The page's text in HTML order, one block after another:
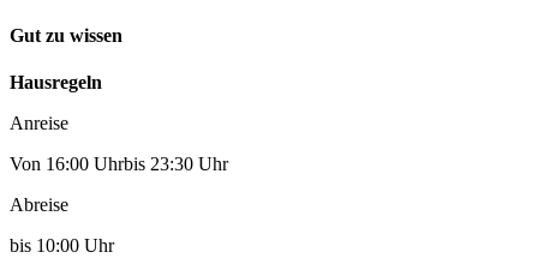
Gut zu wissen
Hausregeln
Anreise
Von 16:00 Uhrbis 23:30 Uhr
Abreise
bis 10:00 Uhr